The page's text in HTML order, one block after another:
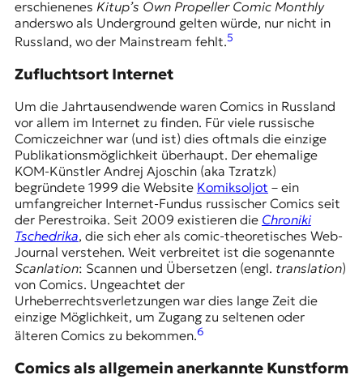
erschienenes Kitup’s Own Propeller Comic Monthly
anderswo als Underground gelten würde, nur nicht in
Russland, wo der Mainstream fehlt.5
Zufluchtsort Internet
Um die Jahrtausendwende waren Comics in Russland
vor allem im Internet zu finden. Für viele russische
Comiczeichner war (und ist) dies oftmals die einzige
Publikationsmöglichkeit überhaupt. Der ehemalige
KOM-Künstler Andrej Ajoschin (aka Tzratzk)
begründete 1999 die Website Komiksoljot – ein
umfangreicher Internet-Fundus russischer Comics seit
der Perestroika. Seit 2009 existieren die Chroniki
Tschedrika, die sich eher als comic-theoretisches Web-
Journal verstehen. Weit verbreitet ist die sogenannte
Scanlation: Scannen und Übersetzen (engl. translation)
von Comics. Ungeachtet der
Urheberrechtsverletzungen war dies lange Zeit die
einzige Möglichkeit, um Zugang zu seltenen oder
älteren Comics zu bekommen.6
Comics als allgemein anerkannte Kunstform